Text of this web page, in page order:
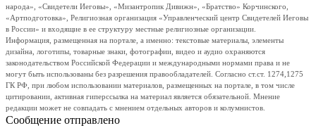
народа», «Свидетели Иеговы», «Мизантропик Дивижн», «Братство» Корчинского,
«Артподготовка», Религиозная организация «Управленческий центр Свидетелей Иеговы
в России» и входящие в ее структуру местные религиозные организации.
Информация, размещенная на портале, а именно: текстовые материалы, элементы
дизайна, логотипы, товарные знаки, фотографии, видео и аудио охраняются
законодательством Российской Федерации и международными нормами права и не
могут быть использованы без разрешения правообладателей. Согласно ст.ст. 1274,1275
ГК РФ, при любом использовании материалов, размещенных на портале, в том числе
цитировании, активная гиперссылка на материал является обязательной. Мнение
редакции может не совпадать с мнением отдельных авторов и колумнистов.
Сообщение отправлено